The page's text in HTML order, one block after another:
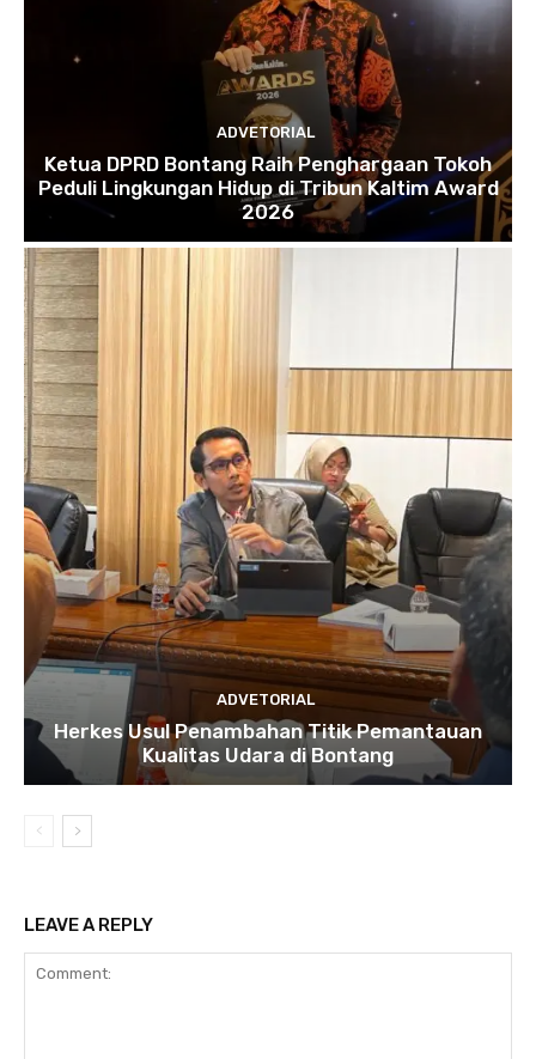
ADVETORIAL
Ketua DPRD Bontang Raih Penghargaan Tokoh
Peduli Lingkungan Hidup di Tribun Kaltim Award
2026
ADVETORIAL
Herkes Usul Penambahan Titik Pemantauan
Kualitas Udara di Bontang
LEAVE A REPLY